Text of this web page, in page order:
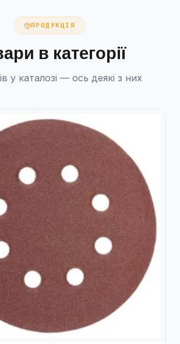
ПРОДУКЦІЯ
в категорії
у каталозі — ось деякі з них